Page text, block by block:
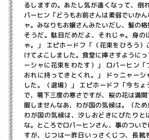
るしますの。あたし気が遠くなって、倒
パーヒン「どうもお前さんは柔弱でいか
ャ。みなりもお嬢さんみたいだし、髪の
そうだ。駄目だめだよ、それじゃ。身の
ゃ。」 エピホードフ「（花束をひろう）
けてよこしました。食堂に挿さすように
ーシャに花束をわたす）」 ロパーヒン「
おれに持ってきとくれ。」 ドゥニャーシ
した。（退場）」 エピホードフ「今ちょ
で、零下三度の寒さですが、桜の花は満
服しませんなあ、わが国の気候は。（ため
わが国の気候は、汐しおどきにぴたりと
な。ところでロパーヒンさん、事のつい
すが、じつは一昨日いっさくじつ、長靴